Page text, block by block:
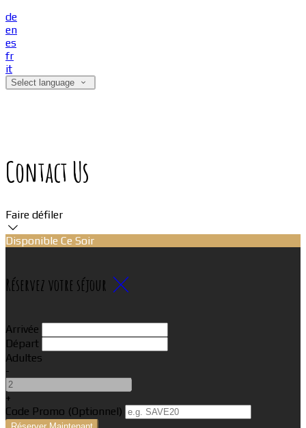
de
en
es
fr
it
Select language
Contact Us
Faire défiler
Disponible Ce Soir
Réservez votre séjour
Arrivée
Départ
Adultes
-
+
Code Promo (Optionnel)